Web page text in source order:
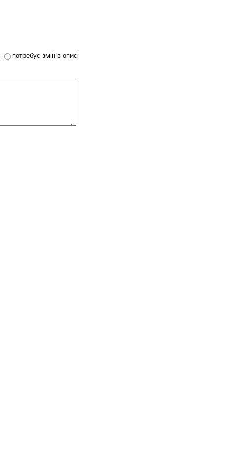
потребує змін в описі